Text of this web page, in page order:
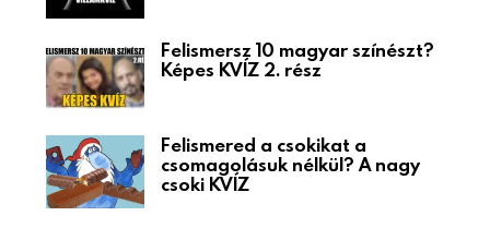
Felismersz 10 magyar színészt?
Képes KVÍZ 2. rész
Felismered a csokikat a
csomagolásuk nélkül? A nagy
csoki KVÍZ